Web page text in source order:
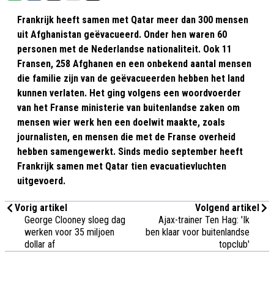
Frankrijk heeft samen met Qatar meer dan 300 mensen
uit Afghanistan geëvacueerd. Onder hen waren 60
personen met de Nederlandse nationaliteit. Ook 11
Fransen, 258 Afghanen en een onbekend aantal mensen
die familie zijn van de geëvacueerden hebben het land
kunnen verlaten. Het ging volgens een woordvoerder
van het Franse ministerie van buitenlandse zaken om
mensen wier werk hen een doelwit maakte, zoals
journalisten, en mensen die met de Franse overheid
hebben samengewerkt. Sinds medio september heeft
Frankrijk samen met Qatar tien evacuatievluchten
uitgevoerd.
Vorig artikel
George Clooney sloeg dag
werken voor 35 miljoen
dollar af
Volgend artikel
Ajax-trainer Ten Hag: 'Ik
ben klaar voor buitenlandse
topclub'